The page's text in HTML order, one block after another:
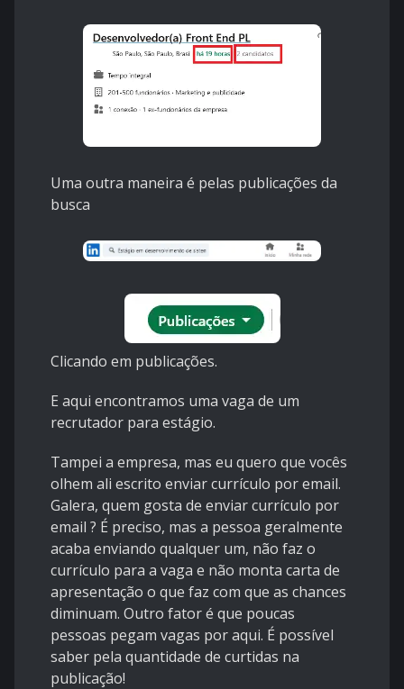
Uma outra maneira é pelas publicações da
busca
Clicando em publicações.
E aqui encontramos uma vaga de um
recrutador para estágio.
Tampei a empresa, mas eu quero que vocês
olhem ali escrito enviar currículo por email.
Galera, quem gosta de enviar currículo por
email ? É preciso, mas a pessoa geralmente
acaba enviando qualquer um, não faz o
currículo para a vaga e não monta carta de
apresentação o que faz com que as chances
diminuam. Outro fator é que poucas
pessoas pegam vagas por aqui. É possível
saber pela quantidade de curtidas na
publicação!